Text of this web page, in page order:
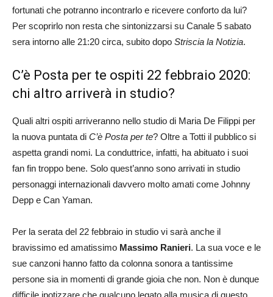
fortunati che potranno incontrarlo e ricevere conforto da lui?
Per scoprirlo non resta che sintonizzarsi su Canale 5 sabato
sera intorno alle 21:20 circa, subito dopo Striscia la Notizia.
C’è Posta per te ospiti 22 febbraio 2020:
chi altro arriverà in studio?
Quali altri ospiti arriveranno nello studio di Maria De Filippi per
la nuova puntata di C’è Posta per te? Oltre a Totti il pubblico si
aspetta grandi nomi. La conduttrice, infatti, ha abituato i suoi
fan fin troppo bene. Solo quest’anno sono arrivati in studio
personaggi internazionali davvero molto amati come Johnny
Depp e Can Yaman.
Per la serata del 22 febbraio in studio vi sarà anche il
bravissimo ed amatissimo Massimo Ranieri. La sua voce e le
sue canzoni hanno fatto da colonna sonora a tantissime
persone sia in momenti di grande gioia che non. Non è dunque
difficile ipotizzare che qualcuno legato alla musica di questo